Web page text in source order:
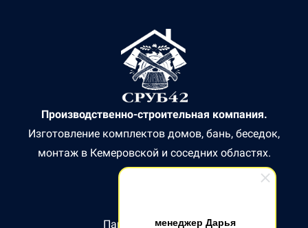
менеджер Дарья
Производственно-строительная компания.
Изготовление комплектов домов, бань, беседок,
монтаж в Кемеровской и соседних областях.
Партнер СБЕР БАНК